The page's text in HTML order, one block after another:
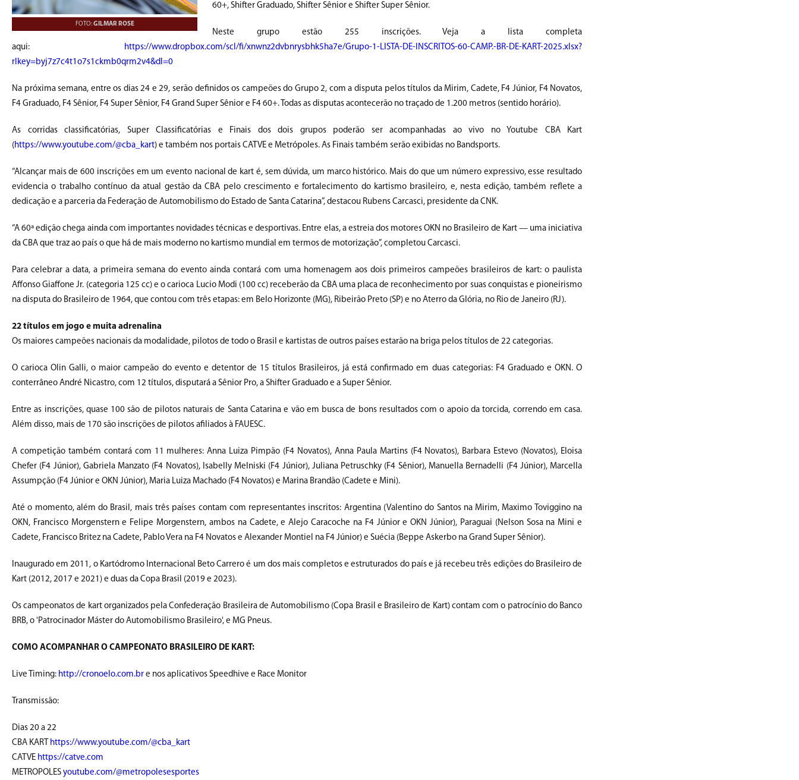
FOTO:GILMAR ROSE
60+, Shifter Graduado, Shifter Sênior e Shifter Super Sênior.
Neste grupo estão 255 inscrições. Veja a lista completa
aqui: https://www.dropbox.com/scl/fi/xnwnz2dvbnrysbhk5ha7e/Grupo-1-LISTA-DE-INSCRITOS-60-CAMP.-BR-DE-KART-2025.xlsx?
rlkey=byj7z7c4t1o7s1ckmb0qrm2v4&dl=0
Na próxima semana, entre os dias 24 e 29, serão definidos os campeões do Grupo 2, com a disputa pelos títulos da Mirim, Cadete, F4 Júnior, F4 Novatos,
F4 Graduado, F4 Sênior, F4 Super Sênior, F4 Grand Super Sênior e F4 60+. Todas as disputas acontecerão no traçado de 1.200 metros (sentido horário).
As corridas classificatórias, Super Classificatórias e Finais dos dois grupos poderão ser acompanhadas ao vivo no Youtube CBA Kart
(https://www.youtube.com/@cba_kart) e também nos portais CATVE e Metrópoles. As Finais também serão exibidas no Bandsports.
“Alcançar mais de 600 inscrições em um evento nacional de kart é, sem dúvida, um marco histórico. Mais do que um número expressivo, esse resultado
evidencia o trabalho contínuo da atual gestão da CBA pelo crescimento e fortalecimento do kartismo brasileiro, e, nesta edição, também reflete a
dedicação e a parceria da Federação de Automobilismo do Estado de Santa Catarina”, destacou Rubens Carcasci, presidente da CNK.
“A 60ª edição chega ainda com importantes novidades técnicas e desportivas. Entre elas, a estreia dos motores OKN no Brasileiro de Kart — uma iniciativa
da CBA que traz ao país o que há de mais moderno no kartismo mundial em termos de motorização”, completou Carcasci.
Para celebrar a data, a primeira semana do evento ainda contará com uma homenagem aos dois primeiros campeões brasileiros de kart: o paulista
Affonso Giaffone Jr. (categoria 125 cc) e o carioca Lucio Modi (100 cc) receberão da CBA uma placa de reconhecimento por suas conquistas e pioneirismo
na disputa do Brasileiro de 1964, que contou com três etapas: em Belo Horizonte (MG), Ribeirão Preto (SP) e no Aterro da Glória, no Rio de Janeiro (RJ).
22 títulos em jogo e muita adrenalina
Os maiores campeões nacionais da modalidade, pilotos de todo o Brasil e kartistas de outros países estarão na briga pelos títulos de 22 categorias.
O carioca Olin Galli, o maior campeão do evento e detentor de 15 títulos Brasileiros, já está confirmado em duas categorias: F4 Graduado e OKN. O
conterrâneo André Nicastro, com 12 títulos, disputará a Sênior Pro, a Shifter Graduado e a Super Sênior.
Entre as inscrições, quase 100 são de pilotos naturais de Santa Catarina e vão em busca de bons resultados com o apoio da torcida, correndo em casa.
Além disso, mais de 170 são inscrições de pilotos afiliados à FAUESC.
A competição também contará com 11 mulheres: Anna Luiza Pimpão (F4 Novatos), Anna Paula Martins (F4 Novatos), Barbara Estevo (Novatos), Eloisa
Chefer (F4 Júnior), Gabriela Manzato (F4 Novatos), Isabelly Melniski (F4 Júnior), Juliana Petruschky (F4 Sênior), Manuella Bernadelli (F4 Júnior), Marcella
Assumpção (F4 Júnior e OKN Júnior), Maria Luiza Machado (F4 Novatos) e Marina Brandão (Cadete e Mini).
Até o momento, além do Brasil, mais três países contam com representantes inscritos: Argentina (Valentino do Santos na Mirim, Maximo Toviggino na
OKN, Francisco Morgenstern e Felipe Morgenstern, ambos na Cadete, e Alejo Caracoche na F4 Júnior e OKN Júnior), Paraguai (Nelson Sosa na Mini e
Cadete, Francisco Britez na Cadete, Pablo Vera na F4 Novatos e Alexander Montiel na F4 Júnior) e Suécia (Beppe Askerbo na Grand Super Sênior).
Inaugurado em 2011, o Kartódromo Internacional Beto Carrero é um dos mais completos e estruturados do país e já recebeu três edições do Brasileiro de
Kart (2012, 2017 e 2021) e duas da Copa Brasil (2019 e 2023).
Os campeonatos de kart organizados pela Confederação Brasileira de Automobilismo (Copa Brasil e Brasileiro de Kart) contam com o patrocínio do Banco
BRB, o 'Patrocinador Máster do Automobilismo Brasileiro', e MG Pneus.
COMO ACOMPANHAR O CAMPEONATO BRASILEIRO DE KART:
Live Timing: http://cronoelo.com.br e nos aplicativos Speedhive e Race Monitor
Transmissão:
Dias 20 a 22
CBA KART https://www.youtube.com/@cba_kart
CATVE https://catve.com
METROPOLES youtube.com/@metropolesesportes